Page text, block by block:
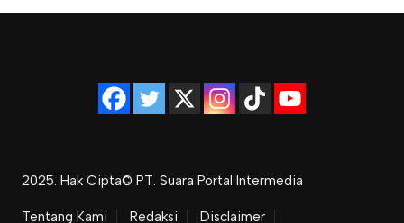
2025. Hak Cipta© PT. Suara Portal Intermedia
Tentang Kami Redaksi Disclaimer